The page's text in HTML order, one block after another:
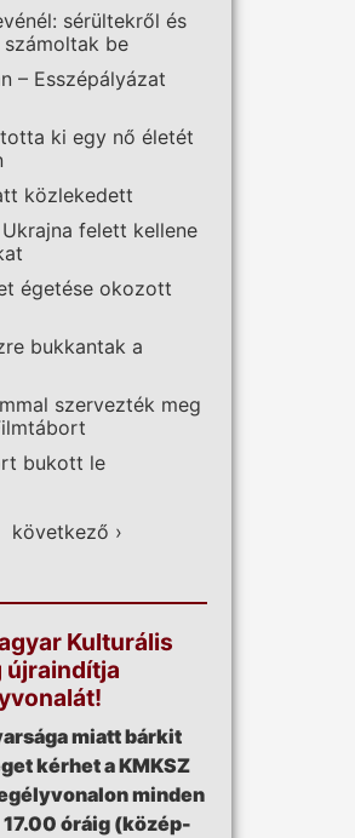
sérültekről és
be
– Esszépályázat
ki egy nő életét
közlekedett
felett kellene
égetése okozott
bukkantak a
szervezték meg
bukott le
következő ›
Kulturális
újraindítja
miatt bárkit
kérhet a KMKSZ
minden
óráig (közép-